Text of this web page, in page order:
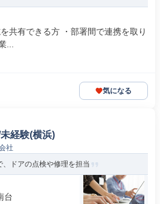
共有できる方 ・部署間で連携を取り
...
気になる
経験(横浜)
社
ドアの点検や修理を担当
台